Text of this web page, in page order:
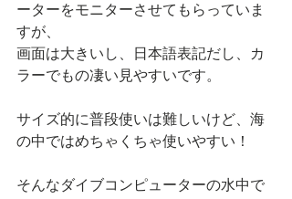
ーターをモニターさせてもらっていま
すが、
画面は大きいし、日本語表記だし、カ
ラーでもの凄い見やすいです。
サイズ的に普段使いは難しいけど、海
の中ではめちゃくちゃ使いやすい！
そんなダイブコンピューターの水中で